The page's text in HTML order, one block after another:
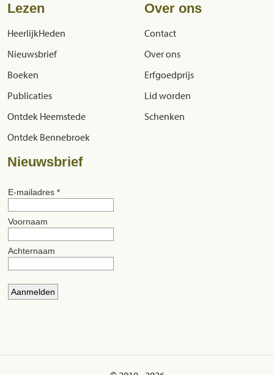
Lezen
HeerlijkHeden
Nieuwsbrief
Boeken
Publicaties
Ontdek Heemstede
Ontdek Bennebroek
Over ons
Contact
Over ons
Erfgoedprijs
Lid worden
Schenken
Nieuwsbrief